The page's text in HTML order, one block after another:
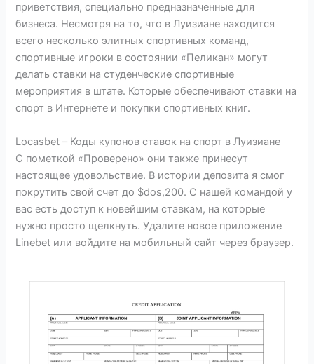
приветствия, специально предназначенные для
бизнеса. Несмотря на то, что в Луизиане находится
всего несколько элитных спортивных команд,
спортивные игроки в состоянии «Пеликан» могут
делать ставки на студенческие спортивные
мероприятия в штате. Которые обеспечивают ставки на
спорт в Интернете и покупки спортивных книг.
Locasbet – Коды купонов ставок на спорт в Луизиане
С пометкой «Проверено» они также принесут
настоящее удовольствие. В истории депозита я смог
покрутить свой счет до $dos,200. С нашей командой у
вас есть доступ к новейшим ставкам, на которые
нужно просто щелкнуть. Удалите новое приложение
Linebet или войдите на мобильный сайт через браузер.